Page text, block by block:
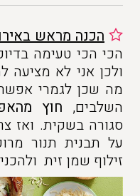
הכנה מראש
הכי הכי טעימה
ולכן אני לא מציעה
מה שכן לגמרי
השלבים, חוץ
סגורה בשקית. ואז
על תבנית תנור
זילוף שמן זית